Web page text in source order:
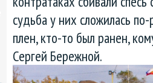
судьба у них сложилась
плен, кто-то был ранен,
Сергей Бережной.